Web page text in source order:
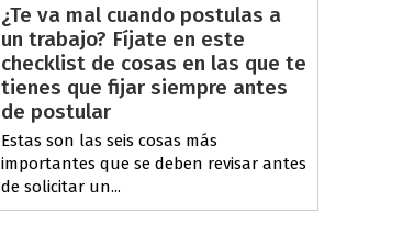
¿Te va mal cuando postulas a
un trabajo? Fíjate en este
checklist de cosas en las que te
tienes que fijar siempre antes
de postular
Estas son las seis cosas más
importantes que se deben revisar antes
de solicitar un...